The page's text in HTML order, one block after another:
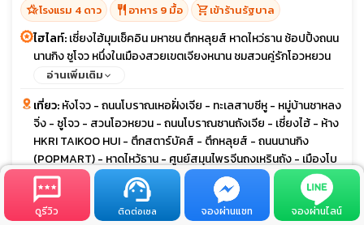
hotel_classโรงแรม 4 ดาว restaurant อาหาร 9 มื้อ shopping_cartเข้าร้านรัฐบาล
ไฮไลท์:เซี่ยงไฮ้มุมเช็คอิน มหาชน ตึกหลุยส์ หาดไหว่ธาน ช้อปปิ้งถนน
นานกิง ซูโจว หนึ่งในเมืองสวยเขตเจียงหนาน ชมสวนคู่รักโอวหยวน
ไนท์ทัวร์ถนนโบราณซานถังเจีย หังโจว ล่องทะเลสาบซีหู สัมผัสวัฒน
อ่านเพิ่มเติม
เที่ยว:หังโจว - ถนนโบราณเหอฝั่งเจีย - ทะเลสาบซีหู - หมู่บ้านชาหลง
จิ่ง - ซูโจว - สวนโอวหยวน - ถนนโบราณซานถังเจีย - เซี่ยงไฮ้ - ห้าง
HKRI TAIKOO HUI - ตึกสตาร์บัคส์ - ตึกหลุยส์ - ถนนนานกิง
(POPMART) - หาดไหว้ธาน - ศูนย์สมุนไพรจีนถงเหรินถัง - เมืองโบ
ราณถังฉี
calendar_monthช่วงเวลาเดินทาง เม.ย. 69 - ต.ค. 69
ดูรีวิว ติดต่อเซล จองผ่านแชท จองผ่านไลน์